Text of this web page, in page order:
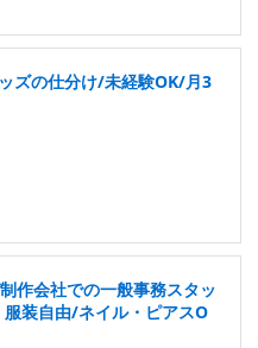
ズの仕分け/未経験OK/月3
作会社での一般事務スタッ
装自由/ネイル・ピアスO